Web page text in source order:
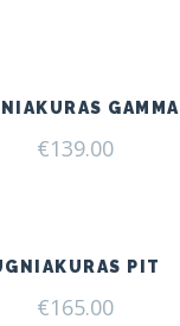
GAMMA
€139.00
PIT
€165.00